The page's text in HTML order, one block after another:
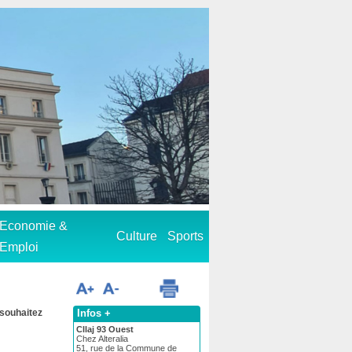
Economie &
Emploi
Culture Sports
Infos +
Cllaj 93 Ouest
Chez Alteralia
51, rue de la Commune de